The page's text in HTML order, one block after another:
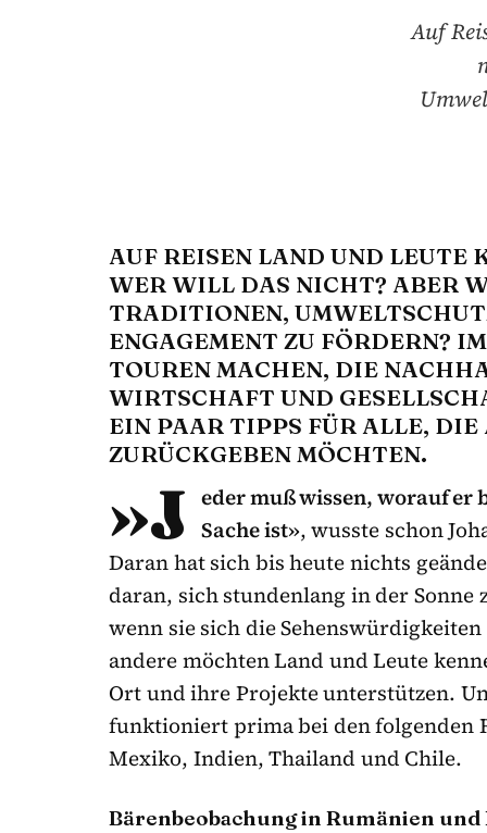
Auf
AUF REISEN LAND UND LEUTE
WER WILL DAS NICHT? ABER
TRADITIONEN,
ENGAGEMENT ZU FÖRDERN?
TOUREN MACHEN, DIE
WIRTSCHAFT UND
EIN PAAR TIPPS FÜR ALLE, DIE
ZURÜCKGEBEN MÖCHTEN.
»J eder muß wissen, worauf er
Sache ist», wusste schon
Daran hat sich bis heute nichts
daran, sich stundenlang in der
wenn sie sich die
andere möchten Land und Leute
Ort und ihre Projekte unterstützen.
funktioniert prima bei den folgenden
Mexiko, Indien, Thailand und Chile.
Bärenbeobachung in Rumänien